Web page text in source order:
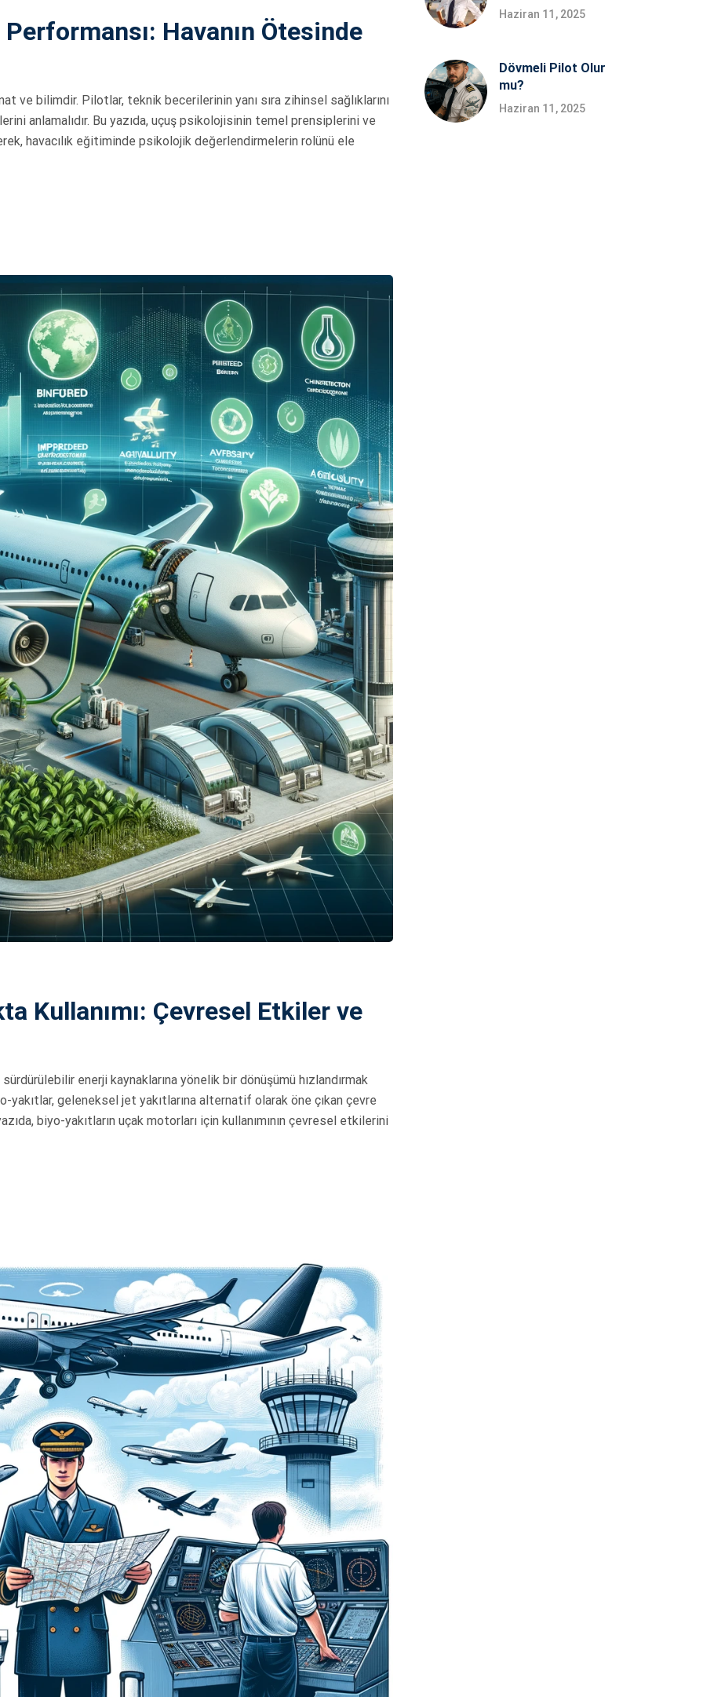
Havanın Ötesinde
ve bilimdir. Pilotlar, teknik becerilerinin yanı sıra zihinsel sağlıklarını
anlamalıdır. Bu yazıda, uçuş psikolojisinin temel prensiplerini ve
havacılık eğitiminde psikolojik değerlendirmelerin rolünü ele
Kullanımı: Çevresel Etkiler ve
enerji kaynaklarına yönelik bir dönüşümü hızlandırmak
yakıtlar, geleneksel jet yakıtlarına alternatif olarak öne çıkan çevre
biyo-yakıtların uçak motorları için kullanımının çevresel etkilerini
Haziran 11, 2025
Dövmeli Pilot Olur
mu?
Haziran 11, 2025